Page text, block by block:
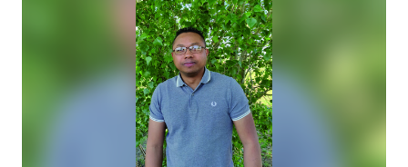
Faire un don
Emploi